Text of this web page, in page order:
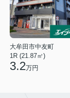
大牟田市中友町
1R (21.87㎡)
3.2万円